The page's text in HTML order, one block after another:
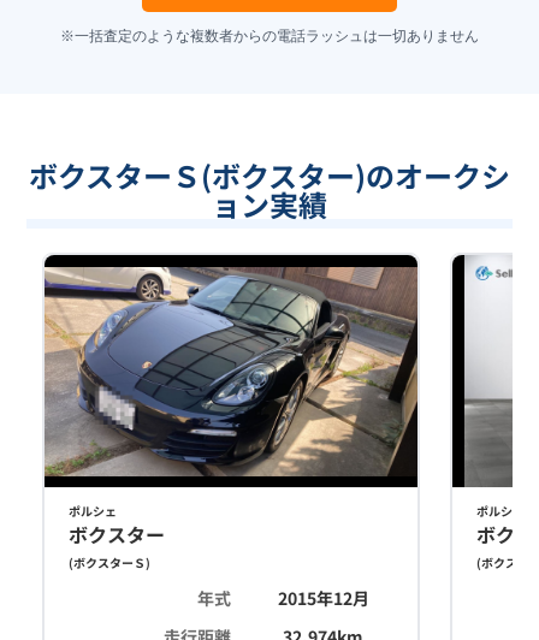
※一括査定のような複数者からの電話ラッシュは一切ありません
ボクスターＳ(ボクスター)のオークシ
ョン実績
ポルシェ
ボクスター
(ボクスターＳ)
年式
2015年12月
ポルシェ
ボク
(ボクスタ